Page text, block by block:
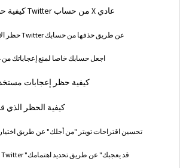
كيفية حظر الإعجابات على Twitter من حساب X عادي
1. حظر الإعجابات على Twitter عن طريق حذفها من حسابك
2. اجعل حسابك خاصا لمنع إعجاباتك من
كيفية حظر إعجابات
كيفية الحظر الذي
1. تحسين اقتراحات تويتر "من أجلك" عن طريق
2. تعديل محتوى Twitter "قد يعجبك" عن طريق تحديد اهتمامك